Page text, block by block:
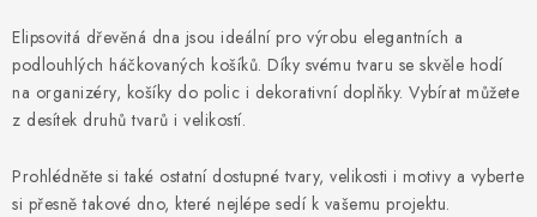
GALANTERIE A LÁTKY
DÁRKY
Elipsovitá dřevěná dna jsou ideální pro výrobu elegantních a
podlouhlých háčkovaných košíků. Díky svému tvaru se skvěle hodí
na organizéry, košíky do polic i dekorativní doplňky. Vybírat můžete
z desítek druhů tvarů i velikostí.
Prohlédněte si také ostatní dostupné tvary, velikosti i motivy a vyberte
si přesně takové dno, které nejlépe sedí k vašemu projektu.